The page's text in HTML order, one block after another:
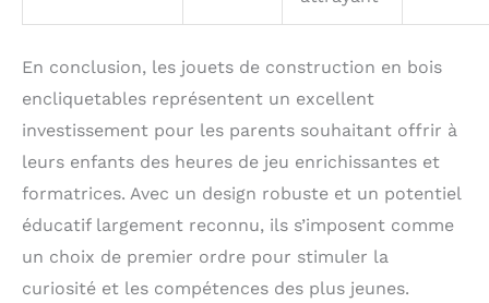
En conclusion, les jouets de construction en bois
encliquetables représentent un excellent
investissement pour les parents souhaitant offrir à
leurs enfants des heures de jeu enrichissantes et
formatrices. Avec un design robuste et un potentiel
éducatif largement reconnu, ils s’imposent comme
un choix de premier ordre pour stimuler la
curiosité et les compétences des plus jeunes.